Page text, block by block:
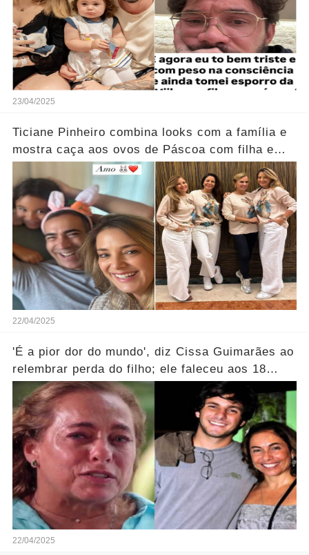
23/04/2025
Ticiane Pinheiro combina looks com a família e
mostra caça aos ovos de Páscoa com filha e
22/04/2025
'É a pior dor do mundo', diz Cissa Guimarães ao
relembrar perda do filho; ele faleceu aos 18
anos...Ver mais
22/04/2025